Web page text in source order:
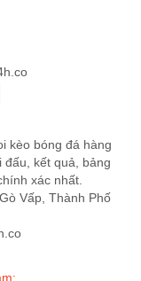
kèo bóng đá hàng
đấu, kết quả, bảng
xác nhất.
Vấp, Thành Phố